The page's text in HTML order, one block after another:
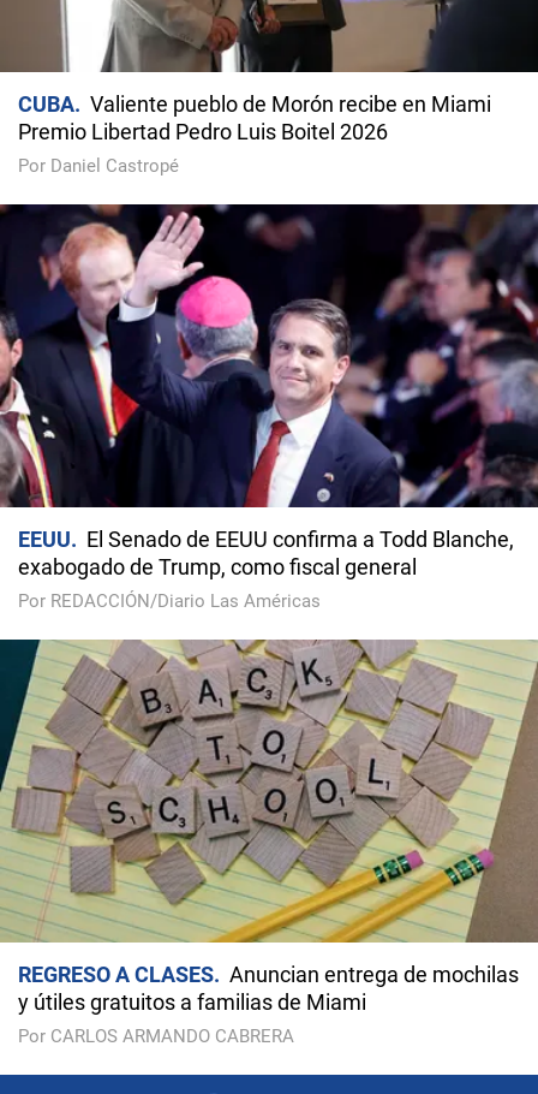
CUBA
Valiente pueblo de Morón recibe en Miami
Premio Libertad Pedro Luis Boitel 2026
Por Daniel Castropé
EEUU
El Senado de EEUU confirma a Todd Blanche,
exabogado de Trump, como fiscal general
Por REDACCIÓN/Diario Las Américas
REGRESO A CLASES
Anuncian entrega de mochilas
y útiles gratuitos a familias de Miami
Por CARLOS ARMANDO CABRERA